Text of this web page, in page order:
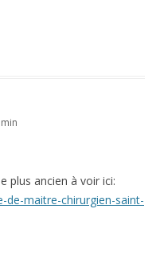
plus ancien à voir ici:
maitre-chirurgien-saint-